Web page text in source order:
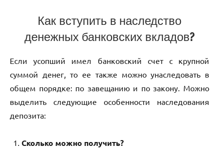
Как вступить в наследство
денежных банковских вкладов?
Если усопший имел банковский счет с крупной
суммой денег, то ее также можно унаследовать в
общем порядке: по завещанию и по закону. Можно
выделить следующие особенности наследования
депозита:
Сколько можно получить?